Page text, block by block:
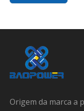
Origem da marca a